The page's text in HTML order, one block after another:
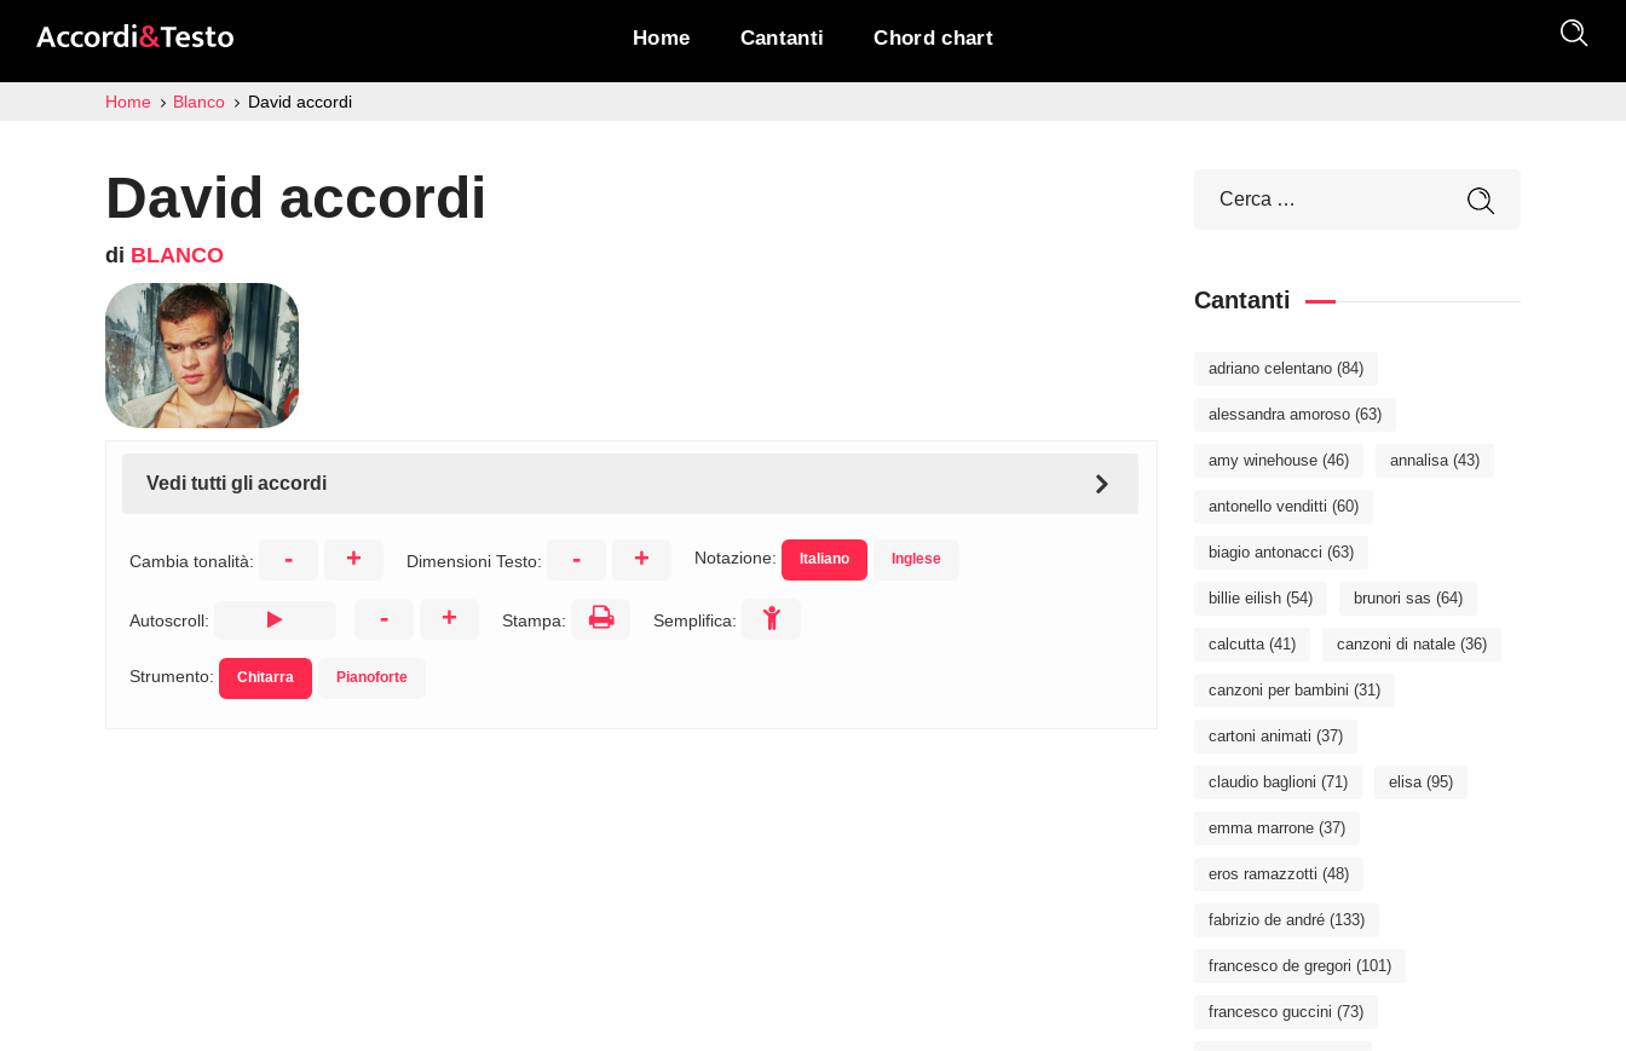
Home Cantanti Chord chart
Home Blanco David accordi
David accordi
di BLANCO
Vedi tutti gli accordi
Cambia tonalità: - + Dimensioni Testo: - + Notazione: Italiano Inglese
Autoscroll: - + Stampa: Semplifica:
Strumento: Chitarra Pianoforte
Cantanti
adriano celentano (84)
alessandra amoroso (63)
amy winehouse (46) annalisa(43)
antonello venditti (60)
biagio antonacci (63)
billie eilish (54) brunori sas (64)
calcutta(41) canzoni di natale (36)
canzoni per bambini (31)
cartoni animati (37)
claudio baglioni (71) elisa(95)
emma marrone (37)
eros ramazzotti (48)
fabrizio de andré (133)
francesco de gregori (101)
francesco guccini (73)